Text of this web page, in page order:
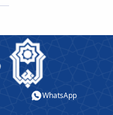
WhatsApp